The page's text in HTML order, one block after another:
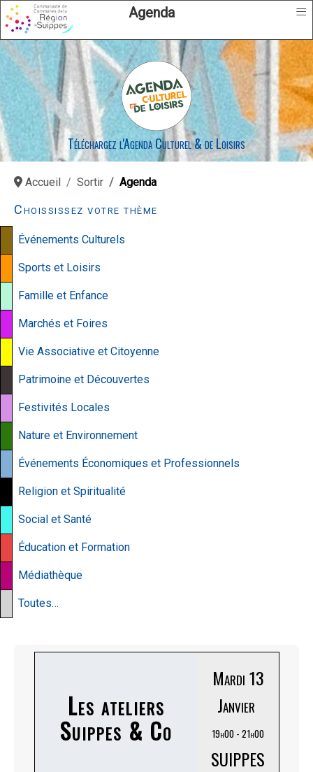
Agenda ≡
Téléchargez l'Agenda Culturel & de Loisirs
Accueil Sortir Agenda
Choississez votre thème
Événements Culturels
Sports et Loisirs
Famille et Enfance
Marchés et Foires
Vie Associative et Citoyenne
Patrimoine et Découvertes
Festivités Locales
Nature et Environnement
Événements Économiques et Professionnels
Religion et Spiritualité
Social et Santé
Éducation et Formation
Médiathèque
Toutes…
Les ateliers
Suippes & Co
Mardi 13
Janvier
19h00 - 21h00
SUIPPES